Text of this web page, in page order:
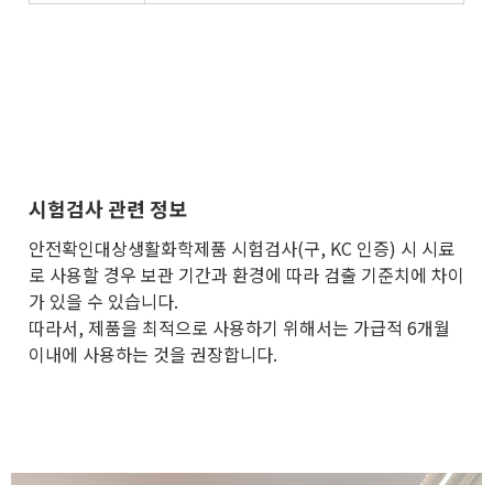
시험검사 관련 정보
안전확인대상생활화학제품 시험검사(구, KC 인증) 시 시료
로 사용할 경우 보관 기간과 환경에 따라 검출 기준치에 차이
가 있을 수 있습니다.
따라서, 제품을 최적으로 사용하기 위해서는 가급적 6개월
이내에 사용하는 것을 권장합니다.